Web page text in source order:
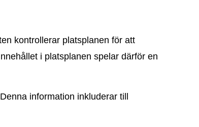
kontrollerar platsplanen för att
i platsplanen spelar därför en
information inkluderar till